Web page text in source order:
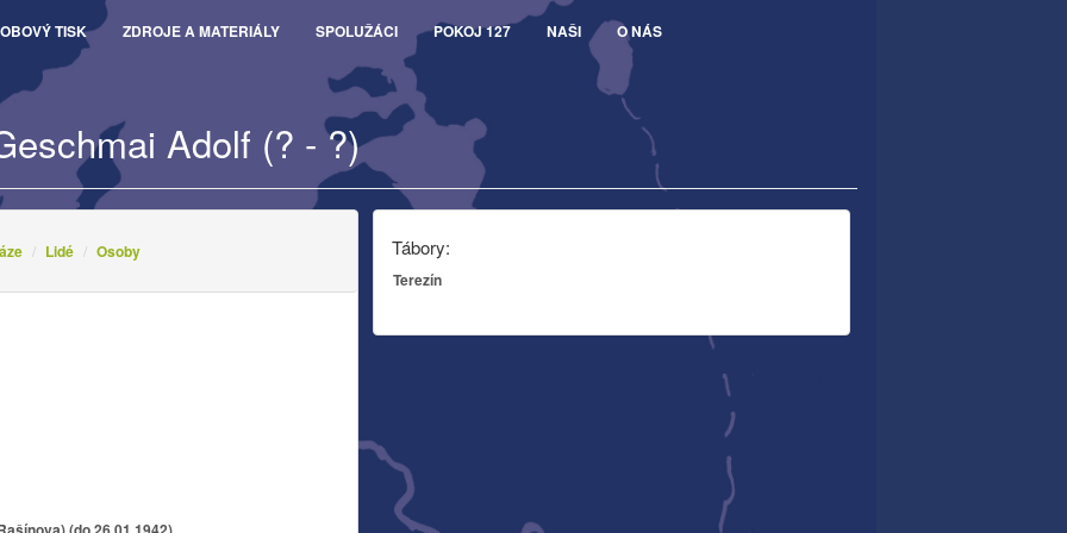
TISK ZDROJE A MATERIÁLY SPOLUŽÁCI POKOJ 127 NAŠI O NÁS
Adolf (? - ?)
Tábory:
Terezín
Lidé Osoby